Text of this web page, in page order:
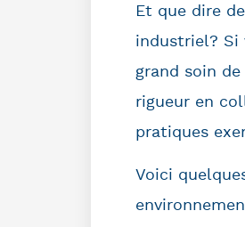
Et que dire
industriel? Si
grand soin de
rigueur en
pratiques
Voici